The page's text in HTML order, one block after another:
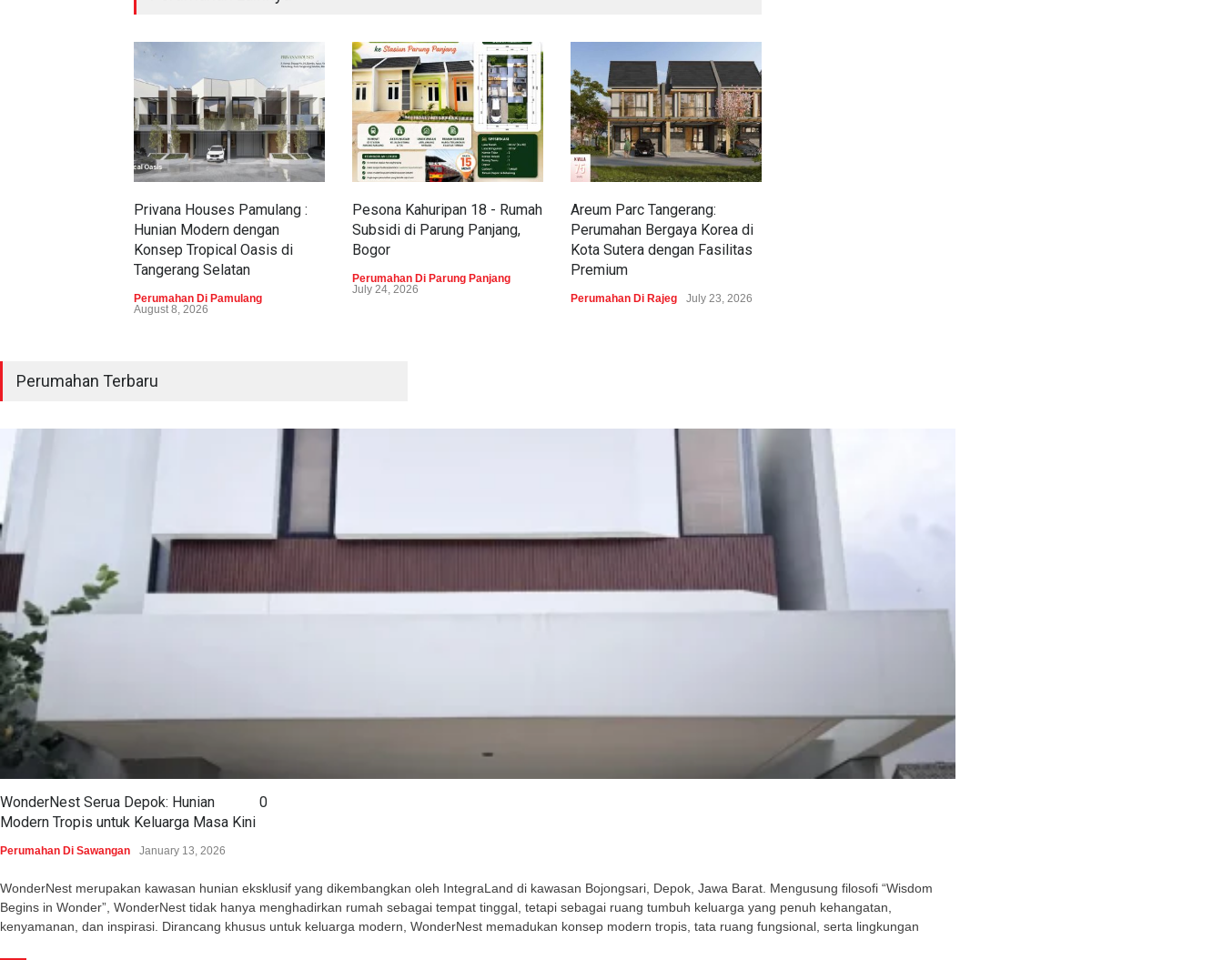
Privana Houses Pamulang :
Hunian Modern dengan
Konsep Tropical Oasis di
Tangerang Selatan
Perumahan Di Pamulang
August 8, 2026
Pesona Kahuripan 18 - Rumah
Subsidi di Parung Panjang,
Bogor
Perumahan Di Parung Panjang
July 24, 2026
Areum Parc Tangerang:
Perumahan Bergaya Korea di
Kota Sutera dengan Fasilitas
Premium
Perumahan Di Rajeg July 23, 2026
Perumahan Terbaru
WonderNest Serua Depok: Hunian
Modern Tropis untuk Keluarga Masa Kini
0
Perumahan Di Sawangan January 13, 2026
WonderNest merupakan kawasan hunian eksklusif yang dikembangkan oleh IntegraLand di kawasan Bojongsari, Depok, Jawa Barat. Mengusung filosofi “Wisdom
Begins in Wonder”, WonderNest tidak hanya menghadirkan rumah sebagai tempat tinggal, tetapi sebagai ruang tumbuh keluarga yang penuh kehangatan,
kenyamanan, dan inspirasi. Dirancang khusus untuk keluarga modern, WonderNest memadukan konsep modern tropis, tata ruang fungsional, serta lingkungan